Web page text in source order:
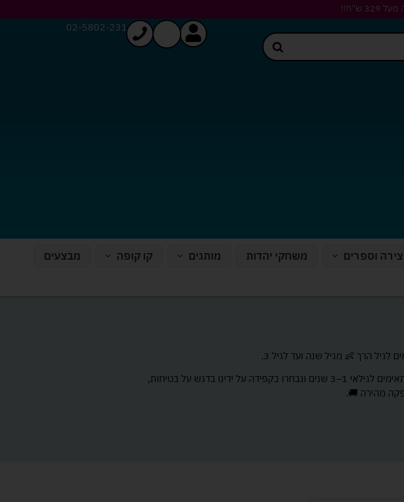
ש"ח!!
02-5802-231
וספרים משחקי יהדות מותגים קו קופה
מבצעים
הרך 👶 מגיל שנה ועד לגיל 3.
המשחקים מהנים, מאתגרים ומקדמים התפתחות מהנה, בטוחה ומלמדת לילדכם. כל המשחקים באתר מתאימים לגילאי 1–3 שנים ונבחרו בקפידה על ידינו בדגש על בטיחות,
מהירה 🚚.